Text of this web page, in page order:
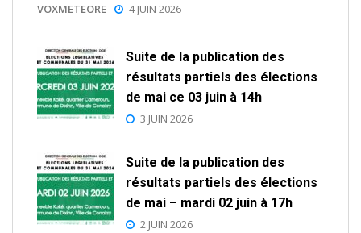
VOXMETEORE 4 JUIN 2026
Suite de la publication des
résultats partiels des élections
de mai ce 03 juin à 14h
3 JUIN 2026
Suite de la publication des
résultats partiels des élections
de mai – mardi 02 juin à 17h
2 JUIN 2026